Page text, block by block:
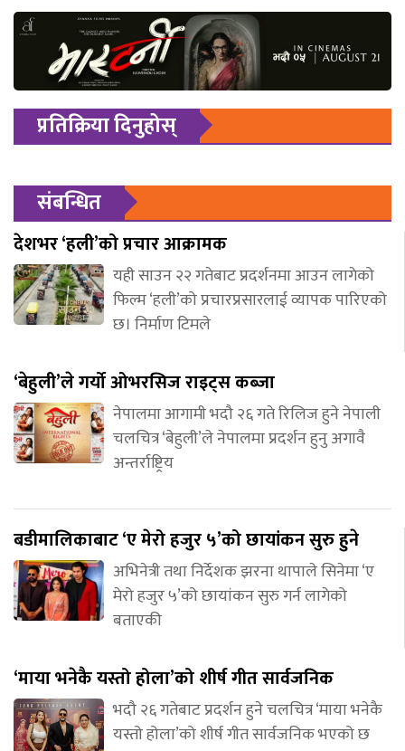
प्रतिक्रिया दिनुहोस्
संबन्धित
देशभर ‘हली’को प्रचार आक्रामक
यही साउन २२ गतेबाट प्रदर्शनमा आउन लागेको
फिल्म ‘हली’को प्रचारप्रसारलाई व्यापक पारिएको
छ। निर्माण टिमले
‘बेहुली’ले गर्यो ओभरसिज राइट्स कब्जा
नेपालमा आगामी भदौ २६ गते रिलिज हुने नेपाली
चलचित्र ‘बेहुली’ले नेपालमा प्रदर्शन हुनु अगावै
अन्तर्राष्ट्रिय
बडीमालिकाबाट ‘ए मेरो हजुर ५’को छायांकन सुरु हुने
अभिनेत्री तथा निर्देशक झरना थापाले सिनेमा ‘ए
मेरो हजुर ५’को छायांकन सुरु गर्न लागेको
बताएकी
‘माया भनेकै यस्तो होला’को शीर्ष गीत सार्वजनिक
भदौ २६ गतेबाट प्रदर्शन हुने चलचित्र ‘माया भनेकै
यस्तो होला’को शीर्ष गीत सार्वजनिक भएको छ